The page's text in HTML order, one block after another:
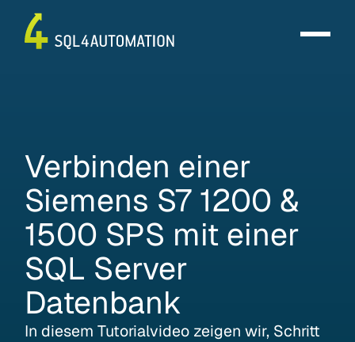
Verbinden einer
Siemens S7 1200 &
1500 SPS mit einer
SQL Server
Datenbank
In diesem Tutorialvideo zeigen wir, Schritt